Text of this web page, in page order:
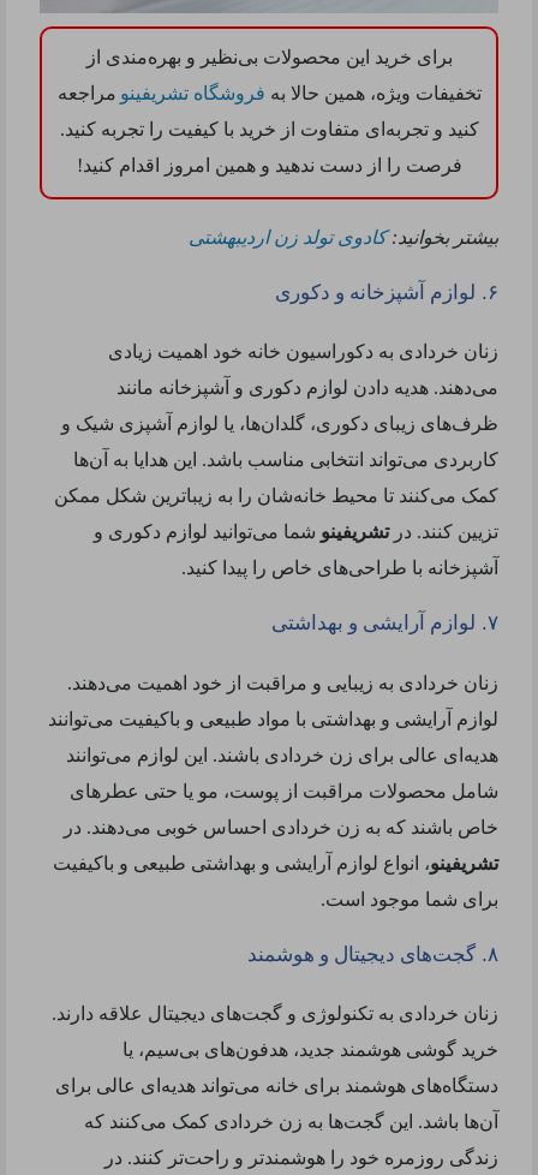
برای خرید این محصولات بی‌نظیر و بهره‌مندی از
تخفیفات ویژه، همین حالا به فروشگاه تشریفینو مراجعه
کنید و تجربه‌ای متفاوت از خرید با کیفیت را تجربه کنید.
فرصت را از دست ندهید و همین امروز اقدام کنید!
بیشتر بخوانید:کادوی تولد زن اردیبهشتی
۶. لوازم آشپزخانه و دکوری
زنان خردادی به دکوراسیون خانه خود اهمیت زیادی
می‌دهند. هدیه دادن لوازم دکوری و آشپزخانه مانند
ظرف‌های زیبای دکوری، گلدان‌ها، یا لوازم آشپزی شیک و
کاربردی می‌تواند انتخابی مناسب باشد. این هدایا به آن‌ها
کمک می‌کنند تا محیط خانه‌شان را به زیباترین شکل ممکن
تزیین کنند. درتشریفینو شما می‌توانید لوازم دکوری و
آشپزخانه با طراحی‌های خاص را پیدا کنید.
۷. لوازم آرایشی و بهداشتی
زنان خردادی به زیبایی و مراقبت از خود اهمیت می‌دهند.
لوازم آرایشی و بهداشتی با مواد طبیعی و باکیفیت می‌توانند
هدیه‌ای عالی برای زن خردادی باشند. این لوازم می‌توانند
شامل محصولات مراقبت از پوست، مو یا حتی عطرهای
خاص باشند که به زن خردادی احساس خوبی می‌دهند. در
تشریفینو، انواع لوازم آرایشی و بهداشتی طبیعی و باکیفیت
برای شما موجود است.
۸. گجت‌های دیجیتال و هوشمند
زنان خردادی به تکنولوژی و گجت‌های دیجیتال علاقه دارند.
خرید گوشی هوشمند جدید، هدفون‌های بی‌سیم، یا
دستگاه‌های هوشمند برای خانه می‌تواند هدیه‌ای عالی برای
آن‌ها باشد. این گجت‌ها به زن خردادی کمک می‌کنند که
زندگی روزمره خود را هوشمندتر و راحت‌تر کنند. در